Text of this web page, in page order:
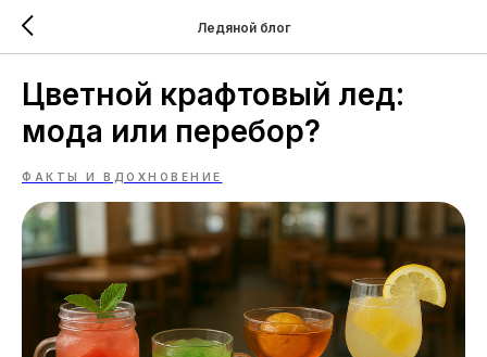
Ледяной блог
Цветной крафтовый лед:
мода или перебор?
ФАКТЫ И ВДОХНОВЕНИЕ